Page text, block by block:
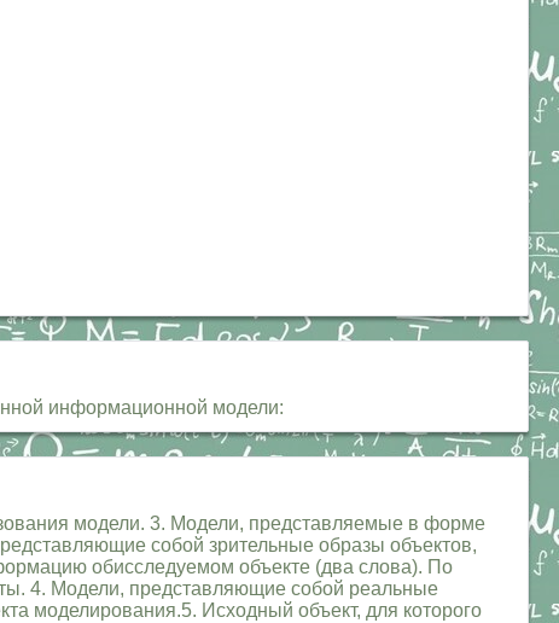
информационной модели:
модели. 3. Модели, представляемые в форме
собой зрительные образы объектов,
обисследуемом объекте (два слова). По
4. Модели, представляющие собой реальные
моделирования.5. Исходный объект, для которого